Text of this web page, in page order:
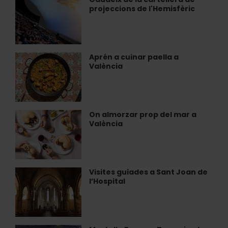
flamenc
a
València
projeccions de l'Hemisfèric
de
la
cartellera
de
projeccions
de
l'Hemisfèric
Aprén a cuinar paella a
València
Aprén
a
cuinar
paella
a
València
On almorzar prop del mar a
València
On
almorzar
prop
del
mar
a
València
Visites guiades a Sant Joan de
l’Hospital
Visites
guiades
a
Joan